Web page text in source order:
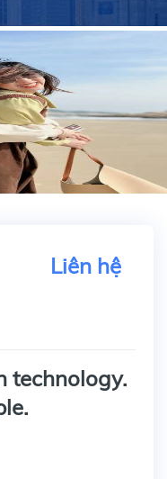
Liên hệ
technology.